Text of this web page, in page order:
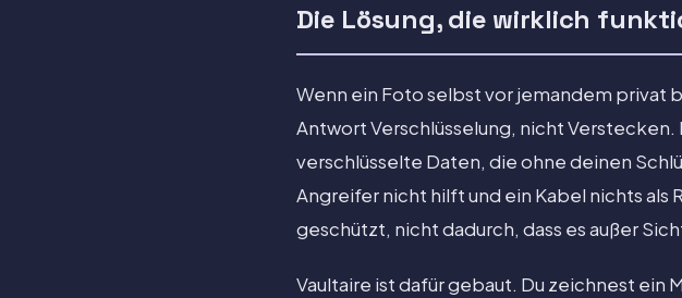
Die Lösung, die wirklich
Wenn ein Foto selbst vor jemandem privat
Antwort Verschlüsselung, nicht
verschlüsselte Daten, die ohne deinen
Angreifer nicht hilft und ein Kabel nichts als
geschützt, nicht dadurch, dass es außer
Vaultaire ist dafür gebaut. Du zeichnest ein